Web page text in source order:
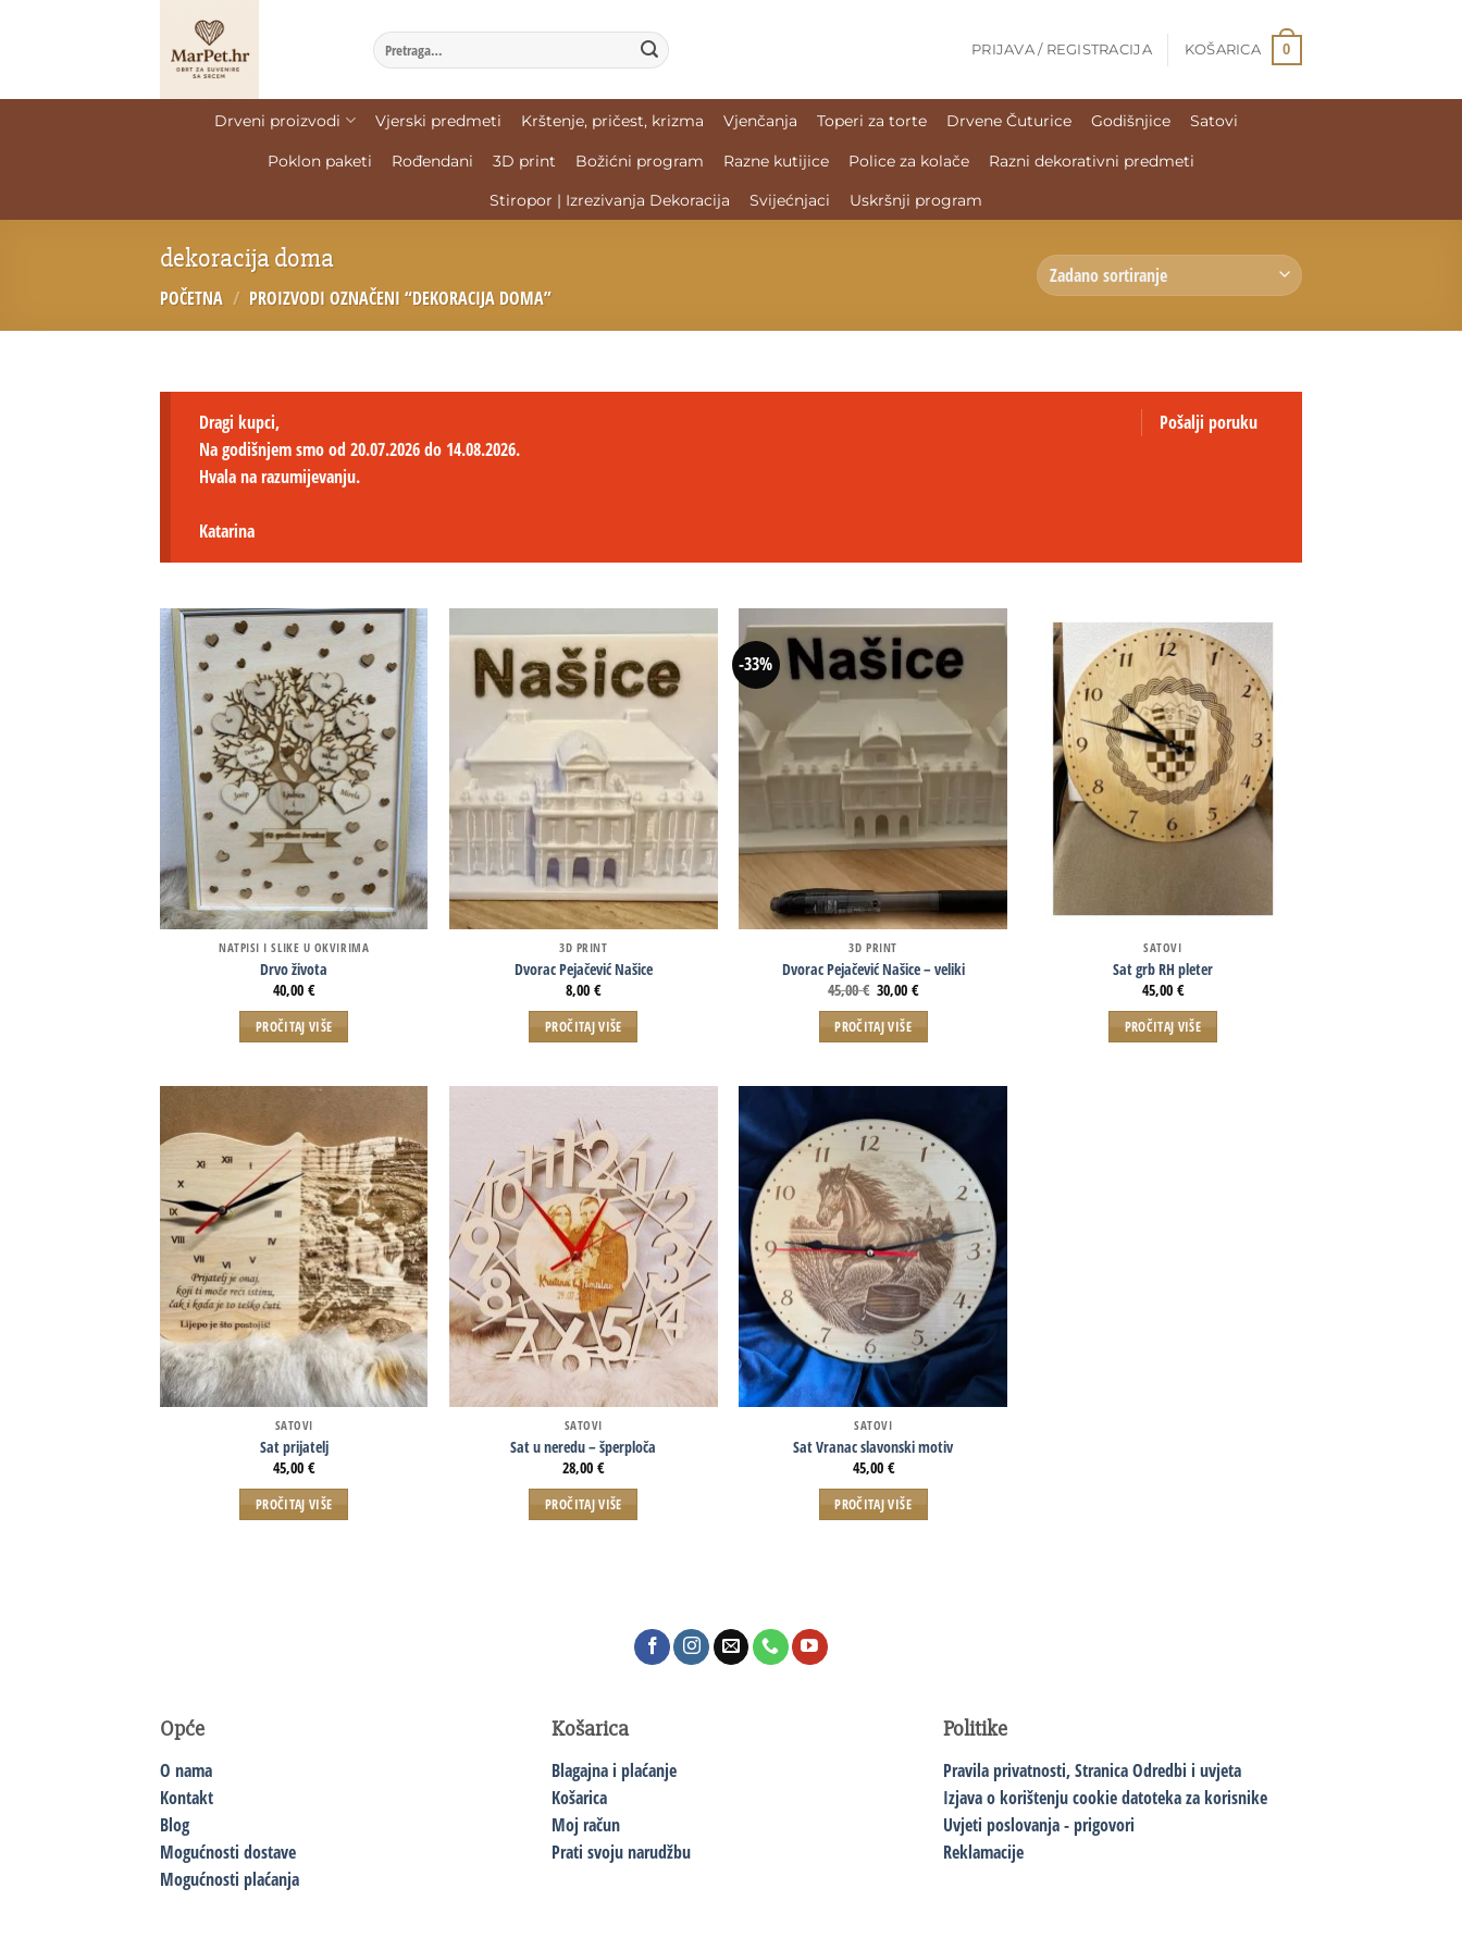
PRIJAVA / REGISTRACIJA KOŠARICA 0
Drveni proizvodi Vjerski predmeti Krštenje, pričest, krizma Vjenčanja Toperi za torte Drvene Čuturice Godišnjice Satovi
Poklon paketi Rođendani 3D print Božićni program Razne kutijice Police za kolače
Razni dekorativni predmeti
Stiropor | Izrezivanja Dekoracija
Svijećnjaci Uskršnji program
dekoracija doma
POČETNA / PROIZVODI OZNAČENI “DEKORACIJA DOMA”
Pošalji poruku
Dragi kupci,
Na godišnjem smo od 20.07.2026 do 14.08.2026.
Hvala na razumijevanju.
Katarina
NATPISI I SLIKE U OKVIRIMA
Drvo života
40,00€
PROČITAJ VIŠE
3D PRINT
Dvorac Pejačević Našice
8,00€
PROČITAJ VIŠE
-33%
3D PRINT
Dvorac Pejačević Našice – veliki
45,00€ 30,00€
PROČITAJ VIŠE
SATOVI
Sat grb RH pleter
45,00 €
PROČITAJ VIŠE
SATOVI
Sat prijatelj
45,00€
PROČITAJ VIŠE
SATOVI
Sat u neredu – šperploča
28,00€
PROČITAJ VIŠE
SATOVI
Sat Vranac slavonski motiv
45,00 €
PROČITAJ VIŠE
Opće
O nama
Kontakt
Blog
Mogućnosti dostave
Mogućnosti plaćanja
Košarica
Blagajna i plaćanje
Košarica
Moj račun
Prati svoju narudžbu
Politike
Pravila privatnosti,Stranica Odredbi i uvjeta
Izjava o korištenju cookie datoteka za korisnike
Uvjeti poslovanja - prigovori
Reklamacije